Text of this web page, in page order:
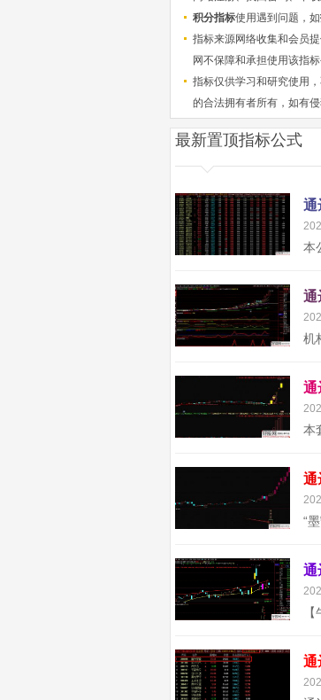
积分指标使用遇到问题，如
指标来源网络收集和会员
网不保障和承担使用该指
指标仅供学习和研究使用
的合法拥有者所有，如有
最新置顶指标公式
通